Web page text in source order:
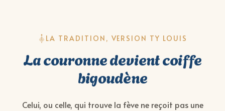
LA TRADITION, VERSION TY LOUIS
La couronne devient coiffe
bigoudène
Celui, ou celle, qui trouve la fève ne reçoit pas une